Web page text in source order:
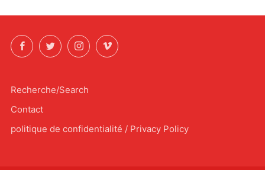
FacebookTwitterInstagramVimeo
Recherche/Search
Contact
politique de confidentialité / Privacy Policy